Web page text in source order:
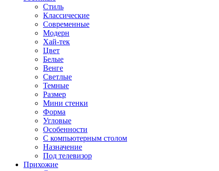
Стиль
Классические
Современные
Модерн
Хай-тек
Цвет
Белые
Венге
Светлые
Темные
Размер
Мини стенки
Форма
Угловые
Особенности
С компьютерным столом
Назначение
Под телевизор
Прихожие